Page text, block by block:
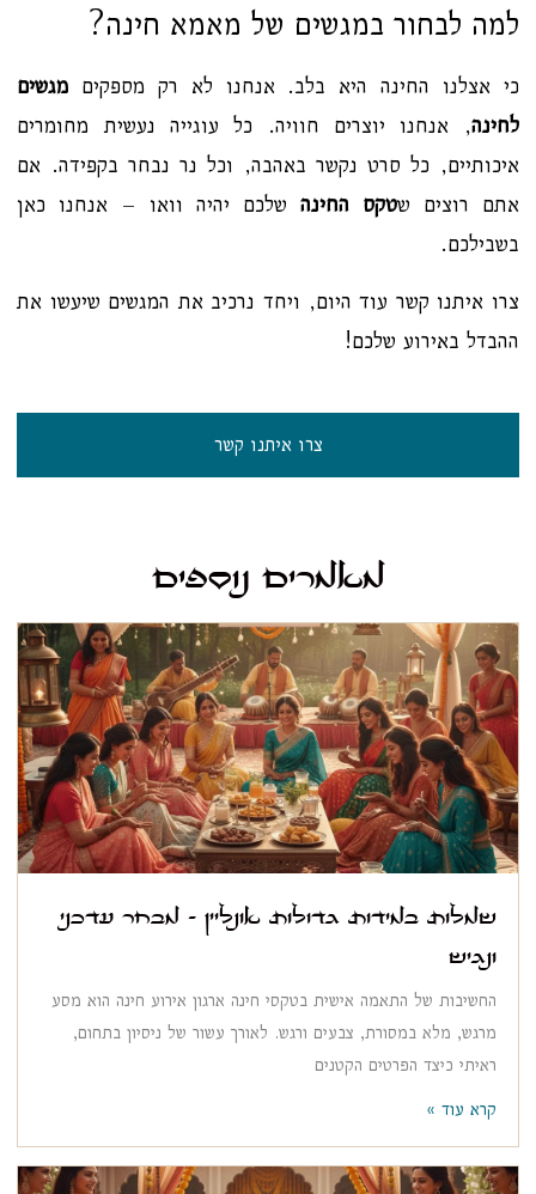
למה לבחור במגשים של מאמא חינה?
כי אצלנו החינה היא בלב. אנחנו לא רק מספקים מגשים
לחינה, אנחנו יוצרים חוויה. כל עוגייה נעשית מחומרים
איכותיים, כל סרט נקשר באהבה, וכל נר נבחר בקפידה. אם
אתם רוצים שטקס החינהשלכם יהיה וואו – אנחנו כאן
בשבילכם.
צרו איתנו קשר עוד היום, ויחד נרכיב את המגשים שיעשו את
ההבדל באירוע שלכם!
צרו איתנו קשר
מאמרים נוספים
שמלות במידות גדולות אונליין – מבחר עדכני
ונגיש
החשיבות של התאמה אישית בטקסי חינה ארגון אירוע חינה הוא מסע
מרגש, מלא במסורת, צבעים ורגש. לאורך עשור של ניסיון בתחום,
ראיתי כיצד הפרטים הקטנים
קרא עוד »